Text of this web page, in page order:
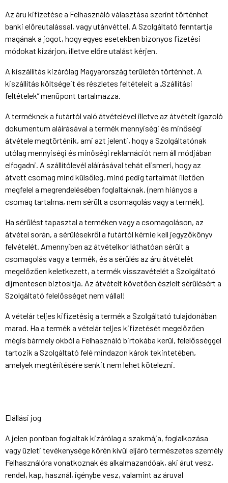
Az áru kifizetése a Felhasználó választása szerint történhet
banki előreutalással, vagy utánvéttel. A Szolgáltató fenntartja
magának a jogot, hogy egyes esetekben bizonyos fizetési
módokat kizárjon, illetve előre utalást kérjen.
A kiszállítás kizárólag Magyarország területén történhet. A
kiszállítás költségeit és részletes feltételeit a „Szállítási
feltételek” menüpont tartalmazza.
A terméknek a futártól való átvételével illetve az átvételt igazoló
dokumentum aláírásával a termék mennyiségi és minőségi
átvétele megtörténik, ami azt jelenti, hogy a Szolgáltatónak
utólag mennyiségi és minőségi reklamációt nem áll módjában
elfogadni. A szállítólevél aláírásával tehát elismeri, hogy az
átvett csomag mind külsőleg, mind pedig tartalmát illetően
megfelel a megrendelésében foglaltaknak. (nem hiányos a
csomag tartalma, nem sérült a csomagolás vagy a termék).
Ha sérülést tapasztal a terméken vagy a csomagoláson, az
átvétel során, a sérülésekről a futártól kérnie kell jegyzőkönyv
felvételét. Amennyiben az átvételkor láthatóan sérült a
csomagolás vagy a termék, és a sérülés az áru átvételét
megelőzően keletkezett, a termék visszavételét a Szolgáltató
díjmentesen biztosítja. Az átvételt követően észlelt sérülésért a
Szolgáltató felelősséget nem vállal!
A vételár teljes kifizetésig a termék a Szolgáltató tulajdonában
marad. Ha a termék a vételár teljes kifizetését megelőzően
mégis bármely okból a Felhasználó birtokába kerül, felelősséggel
tartozik a Szolgáltató felé mindazon károk tekintetében,
amelyek megtérítésére senkit nem lehet kötelezni.
Elállási jog
A jelen pontban foglaltak kizárólag a szakmája, foglalkozása
vagy üzleti tevékenysége körén kívül eljáró természetes személy
Felhasználóra vonatkoznak és alkalmazandóak, aki árut vesz,
rendel, kap, használ, igénybe vesz, valamint az áruval